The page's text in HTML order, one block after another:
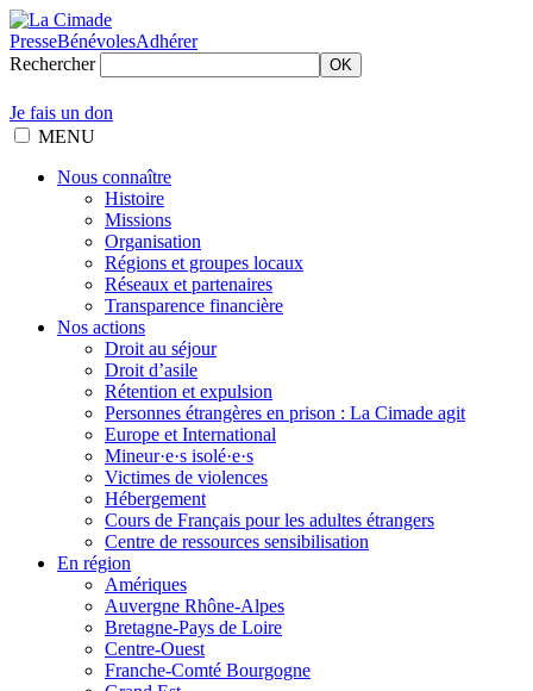
PresseBénévolesAdhérer
Rechercher
OK
Je fais un don
MENU
Nous connaître
Histoire
Missions
Organisation
Régions et groupes locaux
Réseaux et partenaires
Transparence financière
Nos actions
Droit au séjour
Droit d’asile
Rétention et expulsion
Personnes étrangères en prison : La Cimade agit
Europe et International
Mineur·e·s isolé·e·s
Victimes de violences
Hébergement
Cours de Français pour les adultes étrangers
Centre de ressources sensibilisation
En région
Amériques
Auvergne Rhône-Alpes
Bretagne-Pays de Loire
Centre-Ouest
Franche-Comté Bourgogne